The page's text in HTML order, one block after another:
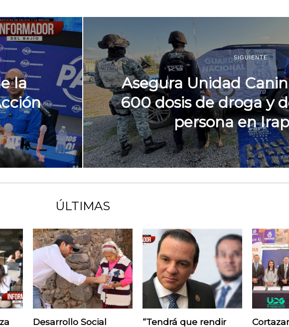
la
SIGUIENTE
Asegura Unidad
600 dosis de droga y
persona en
ÚLTIMAS
Desarrollo Social “Tendrá que rendir